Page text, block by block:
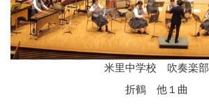
米里中学校 吹奏楽部
折鶴 他１曲